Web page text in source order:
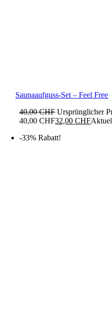
Saunaaufguss-Set – Feel Free
40,00CHF Ursprünglicher
40,00 CHF32,00CHF
-33% Rabatt!